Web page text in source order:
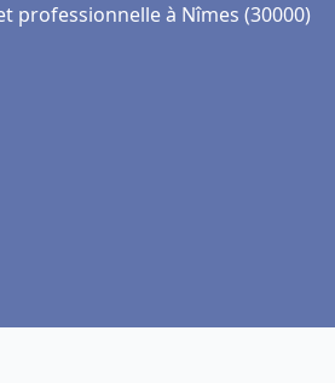
professionnelle à Nîmes (30000)